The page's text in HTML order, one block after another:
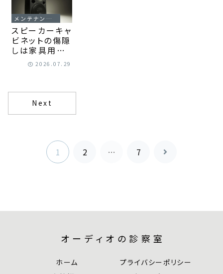
メンテナンス・延命
スピーカーキャ
ビネットの傷隠
しは家具用マ
ーカーでどこ
までできるか｜
手順を知れば
見た目が整う！
2026.07.29
Next
1 2 … 7
次
オーディオの診察室
ホーム
プライバシーポリシー